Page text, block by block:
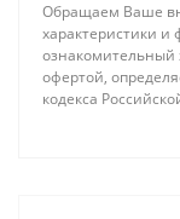
Обращаем Ваше
характеристики и
ознакомительный
офертой,
кодекса